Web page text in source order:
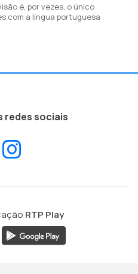
é, por vezes, o único
com a língua portuguesa
redes sociais
Facebook
RTP Play